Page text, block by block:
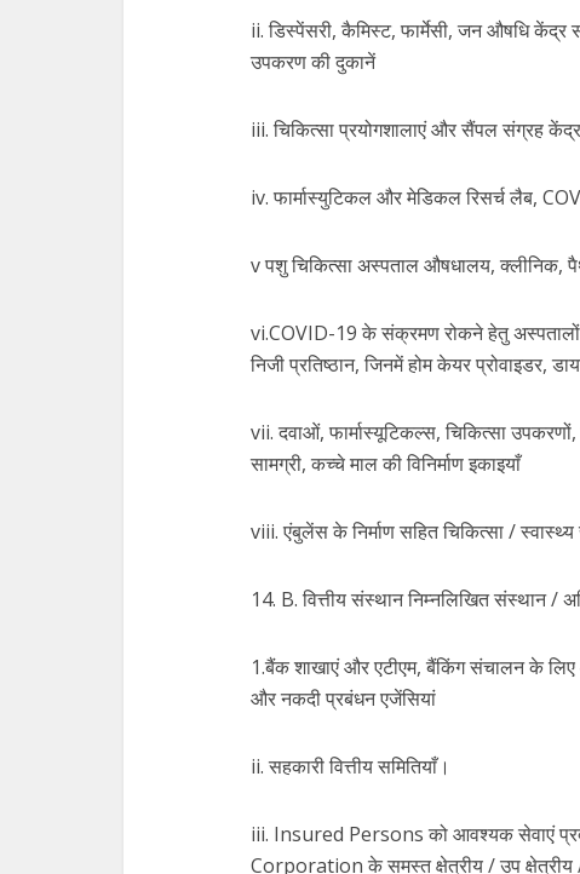
ii. डिस्पेंसरी, कैमिस्ट, फार्मेसी, जन औषधि
उपकरण की दुकानें
iii. चिकित्सा प्रयोगशालाएं और सैंपल संग्रह
iv. फार्मास्युटिकल और मेडिकल रिसर्च लैब,
v पशु चिकित्सा अस्पताल औषधालय, क्लीनिक,
vi.COVID-19 के संक्रमण रोकने हेतु
निजी प्रतिष्ठान, जिनमें होम केयर प्रोवाइडर,
vii. दवाओं, फार्मास्यूटिकल्स, चिकित्सा
सामग्री, कच्चे माल की विनिर्माण इकाइयाँ
viii. एंबुलेंस के निर्माण सहित चिकित्सा / स्वास्थ्य
14. B. वित्तीय संस्थान निम्नलिखित
1.बैंक शाखाएं और एटीएम, बैंकिंग संचालन के लिए
और नकदी प्रबंधन एजेंसियां
ii. सहकारी वित्तीय समितियाँ।
iii. Insured Persons को आवश्यक सेवाएं
Corporation के समस्त क्षेत्रीय / उप क्षेत्रीय